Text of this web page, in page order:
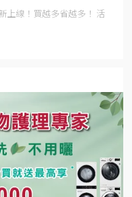
上線！買越多省越多！ 活